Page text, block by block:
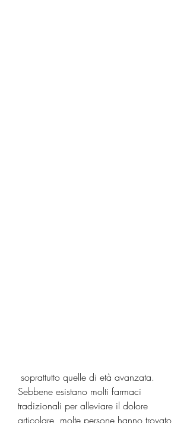
Sebbene esistano molti farmaci
tradizionali per alleviare il dolore
articolare, molte persone hanno trovato